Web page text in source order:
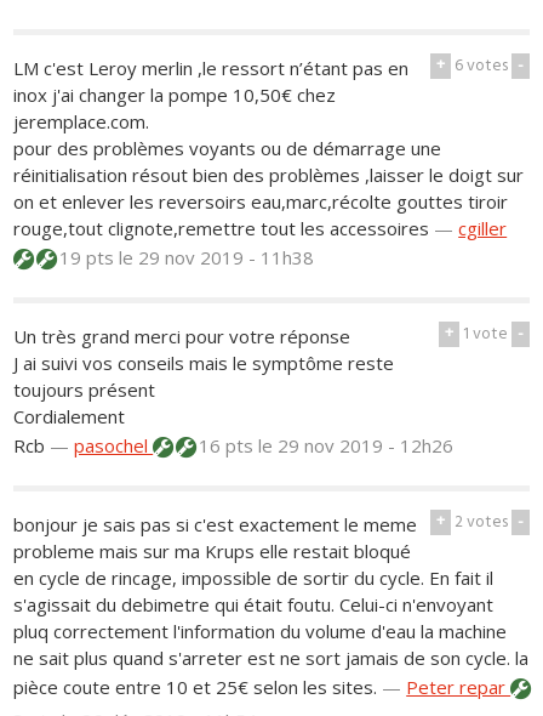
+ 6votes -
LM c'est Leroy merlin ,le ressort n’étant pas en
inox j'ai changer la pompe 10,50€ chez
jeremplace.com.
pour des problèmes voyants ou de démarrage une
réinitialisation résout bien des problèmes ,laisser le doigt sur
on et enlever les reversoirs eau,marc,récolte gouttes tiroir
rouge,tout clignote,remettre tout les accessoires —cgiller
19 ptsle 29 nov 2019 - 11h38
+ 1vote -
Un très grand merci pour votre réponse
J ai suivi vos conseils mais le symptôme reste
toujours présent
Cordialement
Rcb —pasochel 16 ptsle 29 nov 2019 - 12h26
+ 2votes -
bonjour je sais pas si c'est exactement le meme
probleme mais sur ma Krups elle restait bloqué
en cycle de rincage, impossible de sortir du cycle. En fait il
s'agissait du debimetre qui était foutu. Celui-ci n'envoyant
pluq correctement l'information du volume d'eau la machine
ne sait plus quand s'arreter est ne sort jamais de son cycle. la
pièce coute entre 10 et 25€ selon les sites. — Peter repar